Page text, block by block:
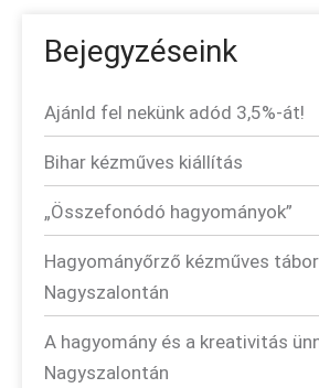
Bejegyzéseink
Ajánld fel nekünk adód 3,5%-át!
Bihar kézműves kiállítás
„Összefonódó hagyományok”
Hagyományőrző kézműves
Nagyszalontán
A hagyomány és a kreativitás
Nagyszalontán